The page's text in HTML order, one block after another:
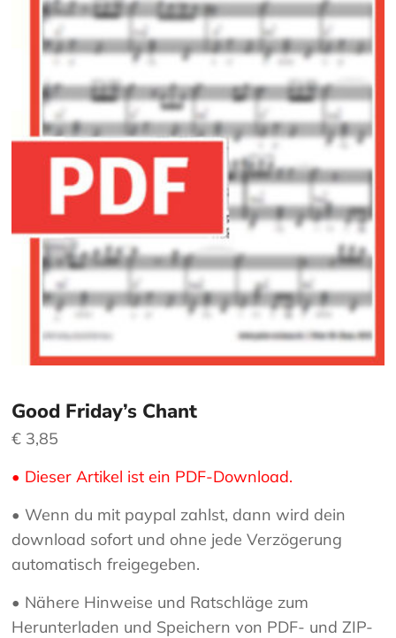
Good Friday’s Chant
€ 3,85
• Dieser Artikel ist ein PDF-Download.
• Wenn du mit paypal zahlst, dann wird dein
download sofort und ohne jede Verzögerung
automatisch freigegeben.
• Nähere Hinweise und Ratschläge zum
Herunterladen und Speichern von PDF- und ZIP-